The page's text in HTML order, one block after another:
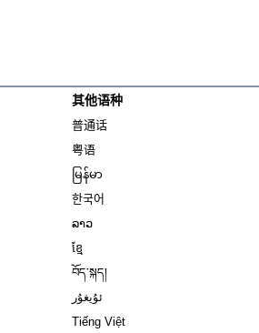
其他语种
普通话
粤语
မြန်မာ
한국어
ລາວ
ខ្មែ
བོད་སྐད།
ئۇيغۇر
Tiếng Việt